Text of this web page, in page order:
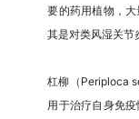
要的药用植物，
其是对类风湿关节
杠柳（Periploca
用于治疗自身免